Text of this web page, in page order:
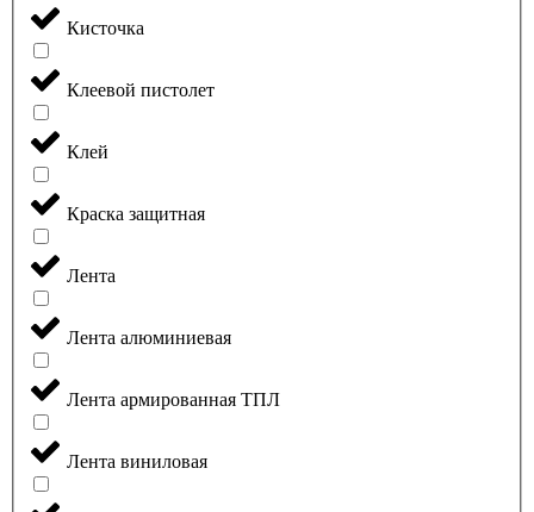
Кисточка
Клеевой пистолет
Клей
Краска защитная
Лента
Лента алюминиевая
Лента армированная ТПЛ
Лента виниловая